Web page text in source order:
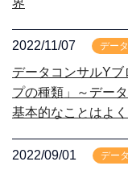
界
2022/11/07 デー
データコンサルY
プの種類」～デー
基本的なことはよ
2022/09/01 デー